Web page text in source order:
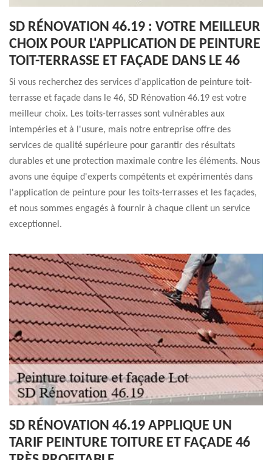
SD RÉNOVATION 46.19 : VOTRE MEILLEUR
CHOIX POUR L'APPLICATION DE PEINTURE
TOIT-TERRASSE ET FAÇADE DANS LE 46
Si vous recherchez des services d'application de peinture toit-
terrasse et façade dans le 46, SD Rénovation 46.19 est votre
meilleur choix. Les toits-terrasses sont vulnérables aux
intempéries et à l'usure, mais notre entreprise offre des
services de qualité supérieure pour garantir des résultats
durables et une protection maximale contre les éléments. Nous
avons une équipe d'experts compétents et expérimentés dans
l'application de peinture pour les toits-terrasses et les façades,
et nous sommes engagés à fournir à chaque client un service
exceptionnel.
SD RÉNOVATION 46.19 APPLIQUE UN
TARIF PEINTURE TOITURE ET FAÇADE 46